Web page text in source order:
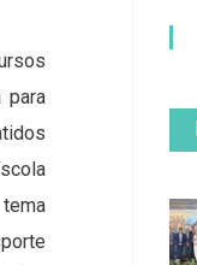
para